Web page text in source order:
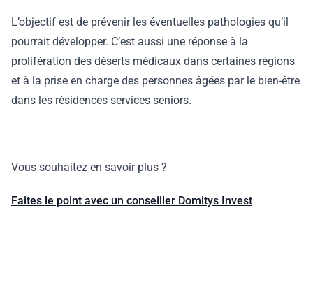
L’objectif est de prévenir les éventuelles pathologies qu’il
pourrait développer. C’est aussi une réponse à la
prolifération des déserts médicaux dans certaines régions
et à la prise en charge des personnes âgées par le bien-être
dans les résidences services seniors.
Vous souhaitez en savoir plus ?
Faites le point avec un conseiller Domitys Invest